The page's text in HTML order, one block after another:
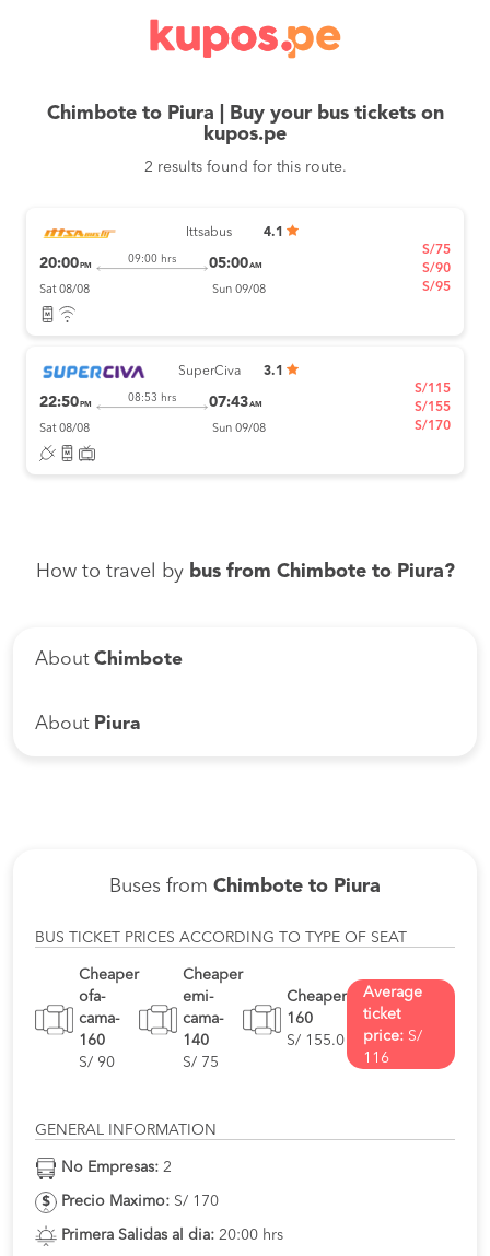
Chimbote to Piura | Buy your bus tickets on
kupos.pe
2 results found for this route.
Ittsabus 4.1
20:00 PM
09:00 hrs 05:00AM
Sat 08/08 Sun 09/08
S/75
S/90
S/95
SuperCiva 3.1
22:50 PM
08:53 hrs 07:43AM
Sat 08/08 Sun 09/08
S/115
S/155
S/170
How to travel by bus from Chimbote to Piura?
About Chimbote
About Piura
Buses from Chimbote to Piura
BUS TICKET PRICES ACCORDING TO TYPE OF SEAT
Cheaper
ofa-
cama-
160
S/ 90
Cheaper
emi-
cama-
140
S/ 75
Cheaper
160
S/ 155.0
Average
ticket
price: S/
116
GENERAL INFORMATION
No Empresas: 2
Precio Maximo: S/ 170
Primera Salidas al dia: 20:00 hrs